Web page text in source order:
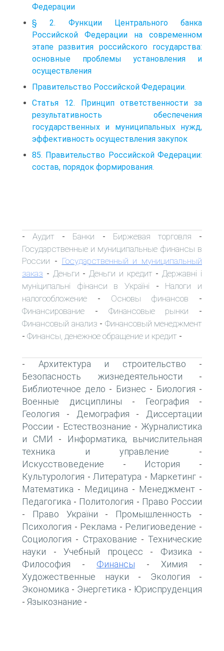
Федерации
§ 2. Функции Центрального банка
Российской Федерации на современном
этапе развития российского государства:
основные проблемы установления и
осуществления
Правительство Российской Федерации.
Статья 12. Принцип ответственности за
результативность обеспечения
государственных и муниципальных нужд,
эффективность осуществления закупок
85. Правительство Российской Федерации:
состав, порядок формирования.
-Аудит - Банки - Биржевая торговля -
Государственные и муниципальные финансы в
России - Государственный и муниципальный
заказ - Деньги - Деньги и кредит - Державні і
муніципальні фінанси в Україні - Налоги и
налогообложение - Основы финансов -
Финансирование - Финансовые рынки -
Финансовый анализ - Финансовый менеджмент
- Финансы, денежное обращение и кредит -
- Архитектура и строительство -
Безопасность жизнедеятельности -
Библиотечное дело - Бизнес - Биология -
Военные дисциплины - География -
Геология - Демография -
Диссертации
России - Естествознание - Журналистика
и СМИ -
Информатика, вычислительная
техника и управление -
Искусствоведение - История -
Культурология - Литература - Маркетинг -
Математика - Медицина - Менеджмент -
Педагогика - Политология - Право России
- Право України - Промышленность -
Психология - Реклама - Религиоведение -
Социология - Страхование - Технические
науки - Учебный процесс - Физика -
Философия - Финансы - Химия -
Художественные науки - Экология -
Экономика - Энергетика - Юриспруденция
- Языкознание -